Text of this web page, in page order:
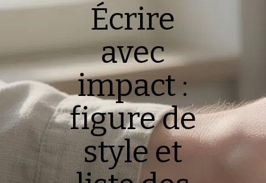
Écrire
avec
impact :
figure de
style et